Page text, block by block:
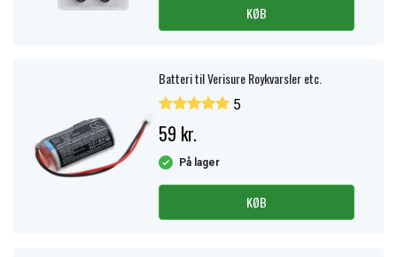
KØB
Batteri til Verisure Roykvarsler etc.
5
59 kr.
På lager
KØB